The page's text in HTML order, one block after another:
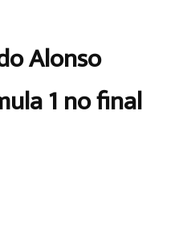
Alonso
1 no final